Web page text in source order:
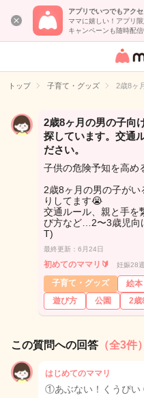
アプリでいつでもアクセ
ママに嬉しい！アプリ限
キャンペーンも随時配信
女性
イト
トップ 子育て・グッズ 2歳8ヶ
2歳8ヶ月の男の子向
探しています。交通
ださい。
子供の危険予知を高め
2歳8ヶ月の男の子が
りしてます😭
交通ルール、親と手を
び方など…2〜3歳児向
T)
最終更新：6月24日
初めてのママリ🔰 妊娠28
子育て・グッズ 絵本
遊び方
公園 2歳
この質問への回答 （全3件）
はじめてのママリ
①あぶない！くうぴい